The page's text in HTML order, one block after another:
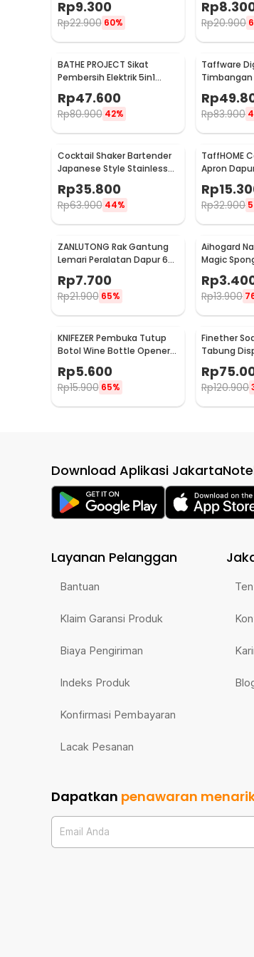
Rp9.300
Rp22.900 60%
Rp
Rp20.900
BATHE PROJECT Sikat
Pembersih Elektrik 5in1
Magic Brush Rechargeable
- WQ8110
Rp47.600
Rp80.900 42%
Taffware
Satuan 1kg
Rp
Rp83.900
Cocktail Shaker Bartender
Japanese Style Stainless
Steel 200ml
Rp35.800
Rp63.900 44%
TaffHOME
Apron
Kantong
JJ41
Rp
Rp32.900
ZANLUTONG Rak Gantung
Lemari Peralatan Dapur 6
Rp7.700
Rp21.900 65%
Aihogard
Magic
Karat Besi -
Rp
Rp13.900
KNIFEZER Pembuka Tutup
Botol Wine Bottle Opener
Stainless Steel - WS01
Rp5.600
Rp15.900 65%
Finether
Tabung
Rp
Rp120.900
Download Aplikasi
Layanan Pelanggan
Bantuan
Klaim Garansi Produk
Biaya Pengiriman
Indeks Produk
Konfirmasi Pembayaran
Lacak Pesanan
Dapatkan penawaran
Email Anda